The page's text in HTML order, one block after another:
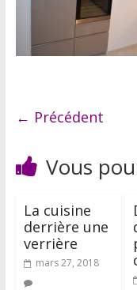
← Précédent
Vous
La cuisine
derrière une
verrière
mars 27, 2018